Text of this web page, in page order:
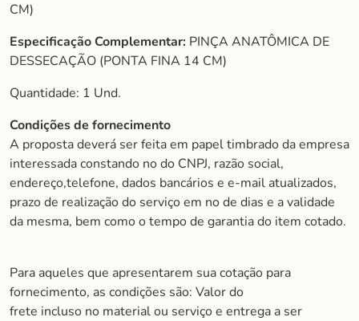
CM)
Especificação Complementar: PINÇA ANATÔMICA DE
DESSECAÇÃO (PONTA FINA 14 CM)
Quantidade: 1 Und.
Condições de fornecimento
A proposta deverá ser feita em papel timbrado da empresa
interessada constando no do CNPJ, razão social,
endereço,telefone, dados bancários e e-mail atualizados,
prazo de realização do serviço em no de dias e a validade
da mesma, bem como o tempo de garantia do item cotado.
Para aqueles que apresentarem sua cotação para
fornecimento, as condições são: Valor do
frete incluso no material ou serviço e entrega a ser